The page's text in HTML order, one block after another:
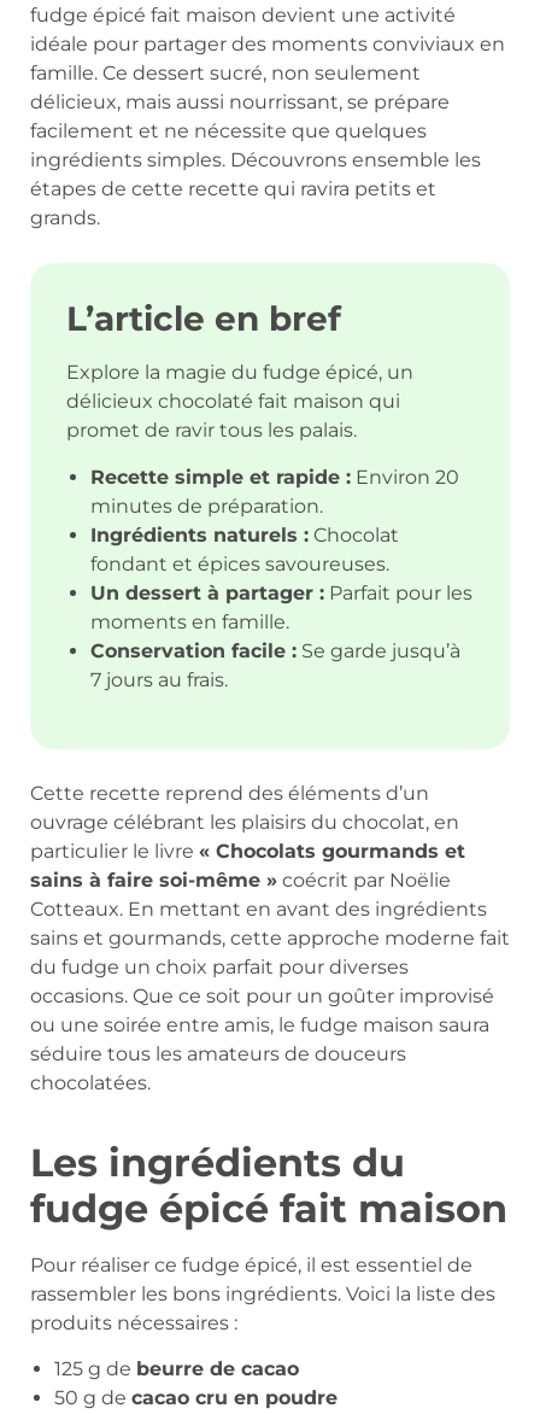
fudge épicé fait maison devient une activité
idéale pour partager des moments conviviaux en
famille. Ce dessert sucré, non seulement
délicieux, mais aussi nourrissant, se prépare
facilement et ne nécessite que quelques
ingrédients simples. Découvrons ensemble les
étapes de cette recette qui ravira petits et
grands.
L’article en bref
Explore la magie du fudge épicé, un
délicieux chocolaté fait maison qui
promet de ravir tous les palais.
Recette simple et rapide : Environ 20
minutes de préparation.
Ingrédients naturels : Chocolat
fondant et épices savoureuses.
Un dessert à partager : Parfait pour les
moments en famille.
Conservation facile : Se garde jusqu’à
7 jours au frais.
Cette recette reprend des éléments d’un
ouvrage célébrant les plaisirs du chocolat, en
particulier le livre « Chocolats gourmands et
sains à faire soi-même » coécrit par Noëlie
Cotteaux. En mettant en avant des ingrédients
sains et gourmands, cette approche moderne fait
du fudge un choix parfait pour diverses
occasions. Que ce soit pour un goûter improvisé
ou une soirée entre amis, le fudge maison saura
séduire tous les amateurs de douceurs
chocolatées.
Les ingrédients du
fudge épicé fait maison
Pour réaliser ce fudge épicé, il est essentiel de
rassembler les bons ingrédients. Voici la liste des
produits nécessaires :
125 g de beurre de cacao
50 g de cacao cru en poudre